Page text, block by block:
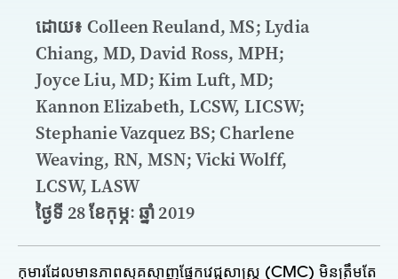
ដោយ៖ Colleen Reuland, MS; Lydia
Chiang, MD, David Ross, MPH;
Joyce Liu, MD; Kim Luft, MD;
Kannon Elizabeth, LCSW, LICSW;
Stephanie Vazquez BS; Charlene
Weaving, RN, MSN; Vicki Wolff,
LCSW, LASW
ថ្ងៃទី 28 ខែកុម្ភៈ ឆ្នាំ 2019
កុមារដែលមានភាពស្មុគស្មាញផ្នែកវេជ្ជសាស្រ្ត (CMC) មិនត្រឹមតែ